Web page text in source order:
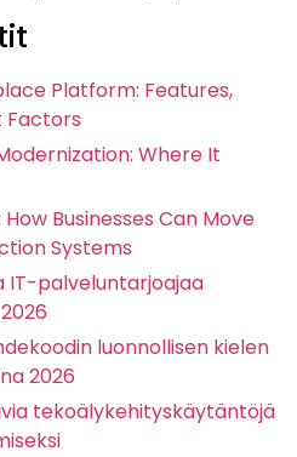
Platform: Features,
Factors
Where It
Businesses Can Move
Systems
IT-palveluntarjoajaa
luonnollisen kielen
2026
tekoälykehityskäytäntöjä